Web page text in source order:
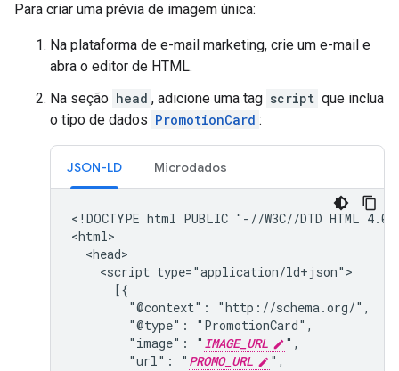
Para criar uma prévia de imagem única:
Na plataforma de e-mail marketing, crie um e-mail e
abra o editor de HTML.
Na seção head , adicione uma tag script que inclua
o tipo de dados PromotionCard :
JSON-LD Microdados
<!DOCTYPE html PUBLIC "-//W3C//DTD HTML
<html>
  <head>
    <script type="application/ld+json">
      [{
        "@context": "http://schema.org/",
        "@type": "PromotionCard",
        "image": "
IMAGE_URL
",
        "url": "
PROMO_URL ",